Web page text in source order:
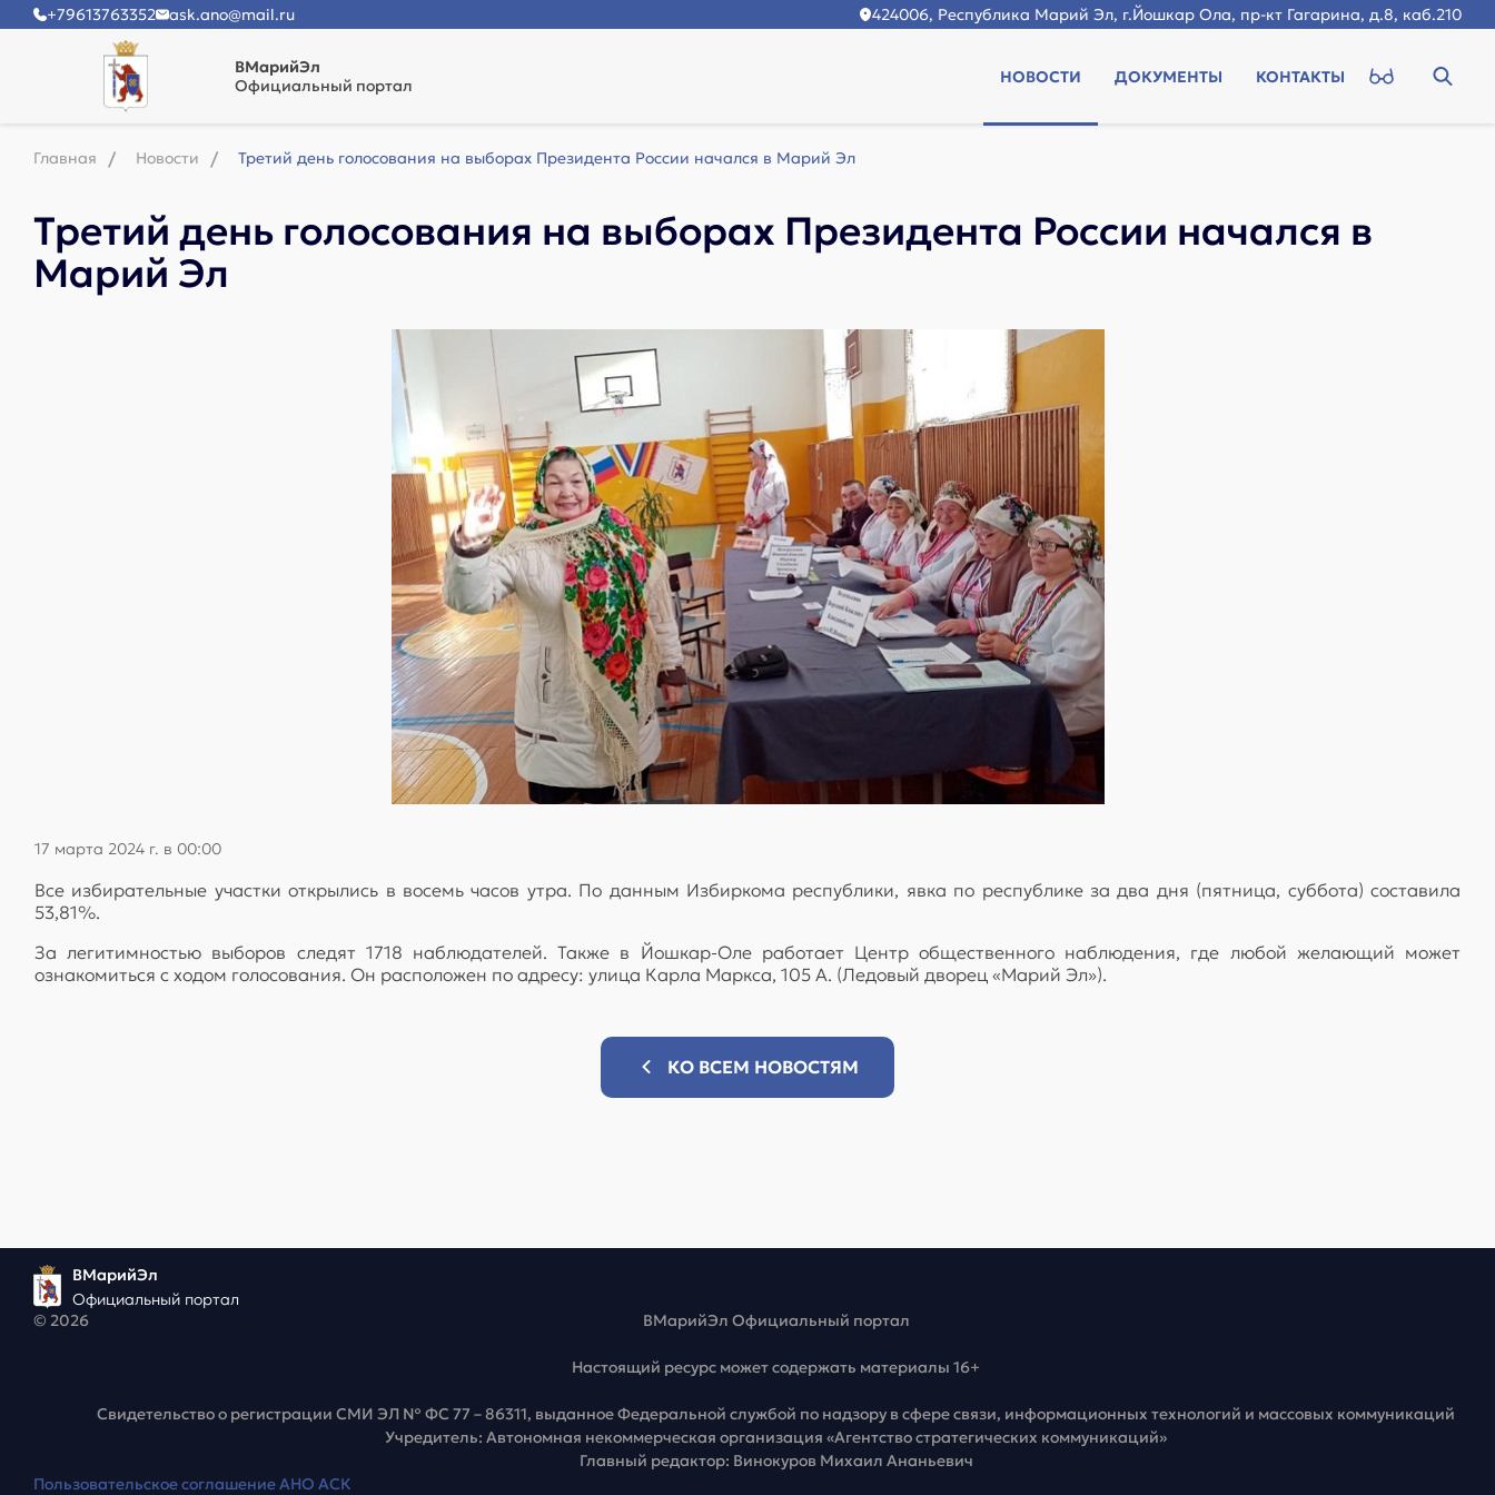
+79613763352 ask.ano@mail.ru 424006, Республика Марий Эл, г.Йошкар Ола, пр-кт Гагарина, д.8, каб.210
ВМарийЭл
Официальный портал
НОВОСТИ ДОКУМЕНТЫ КОНТАКТЫ
Главная Новости Третий день голосования на выборах Президента России начался в Марий Эл
Третий день голосования на выборах Президента России начался в
Марий Эл
17 марта 2024 г. в 00:00
Все избирательные участки открылись в восемь часов утра. По данным Избиркома республики, явка по республике за два дня (пятница, суббота) составила
53,81%.
За легитимностью выборов следят 1718 наблюдателей. Также в Йошкар-Оле работает Центр общественного наблюдения, где любой желающий может
ознакомиться с ходом голосования. Он расположен по адресу: улица Карла Маркса, 105 А. (Ледовый дворец «Марий Эл»).
КО ВСЕМ НОВОСТЯМ
ВМарийЭл
Официальный портал
© 2026
ВМарийЭл Официальный портал
Настоящий ресурс может содержать материалы 16+
Свидетельство о регистрации СМИ ЭЛ № ФС 77 – 86311, выданное Федеральной службой по надзору в сфере связи, информационных технологий и массовых коммуникаций
Учредитель: Автономная некоммерческая организация «Агентство стратегических коммуникаций»
Главный редактор: Винокуров Михаил Ананьевич
Пользовательское соглашение АНО АСК